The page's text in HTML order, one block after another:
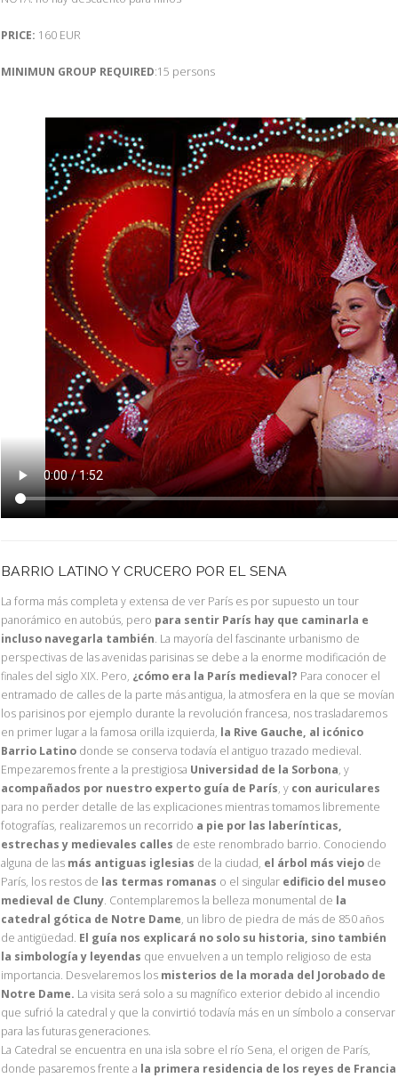
PRICE: 160 EUR
MINIMUN GROUP REQUIRED:15 persons
BARRIO LATINO Y CRUCERO POR EL SENA
La forma más completa y extensa de ver París es por supuesto un tour
panorámico en autobús, pero para sentir París hay que caminarla e
incluso navegarla también. La mayoría del fascinante urbanismo de
perspectivas de las avenidas parisinas se debe a la enorme modificación de
finales del siglo XIX. Pero, ¿cómo era la París medieval? Para conocer el
entramado de calles de la parte más antigua, la atmosfera en la que se movían
los parisinos por ejemplo durante la revolución francesa, nos trasladaremos
en primer lugar a la famosa orilla izquierda, la Rive Gauche, al icónico
Barrio Latino donde se conserva todavía el antiguo trazado medieval.
Empezaremos frente a la prestigiosa Universidad de la Sorbona, y
acompañados por nuestro experto guía de París, y con auriculares
para no perder detalle de las explicaciones mientras tomamos libremente
fotografías, realizaremos un recorrido a pie por las laberínticas,
estrechas y medievales calles de este renombrado barrio. Conociendo
alguna de las más antiguas iglesias de la ciudad, el árbol más viejo de
París, los restos de las termas romanas o el singular edificio del museo
medieval de Cluny. Contemplaremos la belleza monumental de la
catedral gótica de Notre Dame, un libro de piedra de más de 850 años
de antigüedad. El guía nos explicará no solo su historia, sino también
la simbología y leyendas que envuelven a un templo religioso de esta
importancia. Desvelaremos los misterios de la morada del Jorobado de
Notre Dame. La visita será solo a su magnífico exterior debido al incendio
que sufrió la catedral y que la convirtió todavía más en un símbolo a conservar
para las futuras generaciones.
La Catedral se encuentra en una isla sobre el río Sena, el origen de París,
donde pasaremos frente a la primera residencia de los reyes de Francia